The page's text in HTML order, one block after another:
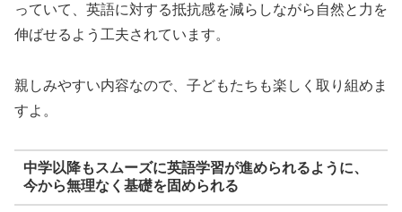
っていて、英語に対する抵抗感を減らしながら自然と力を
伸ばせるよう工夫されています。
親しみやすい内容なので、子どもたちも楽しく取り組めま
すよ。
中学以降もスムーズに英語学習が進められるように、
今から無理なく基礎を固められる